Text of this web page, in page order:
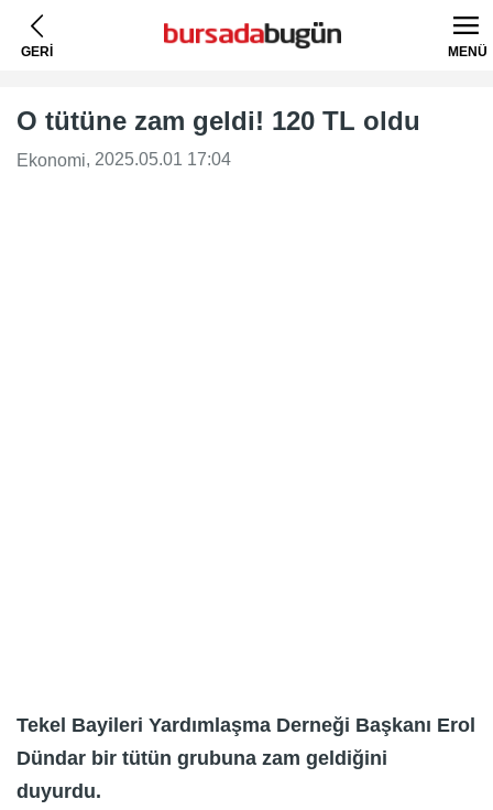
GERİ MENÜ
O tütüne zam geldi! 120 TL oldu
Ekonomi, 2025.05.01 17:04
Tekel Bayileri Yardımlaşma Derneği Başkanı Erol
Dündar bir tütün grubuna zam geldiğini
duyurdu.